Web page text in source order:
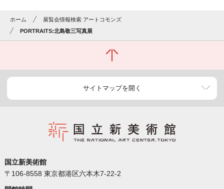
ホーム
展覧会情報検索 アートコモンズ
PORTRAITS:北島敬三写真展
サイトマップを開く
国立新美術館
〒106-8558 東京都港区六本木7-22-2